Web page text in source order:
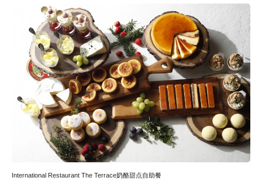
International Restaurant The Terrace奶酪甜点自助餐